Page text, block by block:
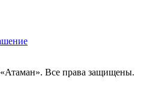
Все права защищены.